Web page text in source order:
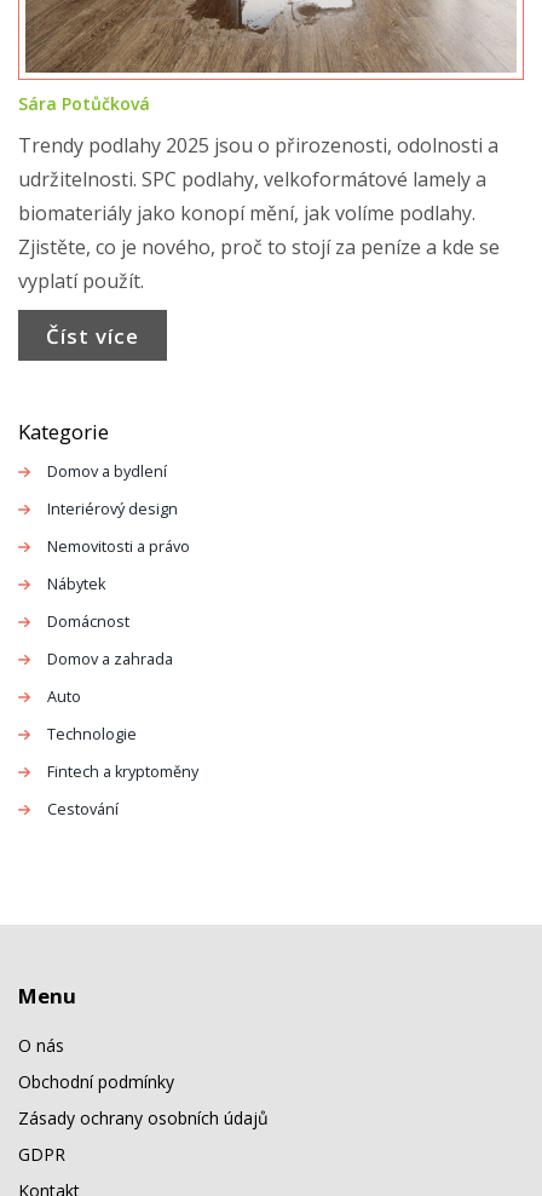
Sára Potůčková
Trendy podlahy 2025 jsou o přirozenosti, odolnosti a
udržitelnosti. SPC podlahy, velkoformátové lamely a
biomateriály jako konopí mění, jak volíme podlahy.
Zjistěte, co je nového, proč to stojí za peníze a kde se
vyplatí použít.
Číst více
Kategorie
Domov a bydlení
Interiérový design
Nemovitosti a právo
Nábytek
Domácnost
Domov a zahrada
Auto
Technologie
Fintech a kryptoměny
Cestování
Menu
O nás
Obchodní podmínky
Zásady ochrany osobních údajů
GDPR
Kontakt